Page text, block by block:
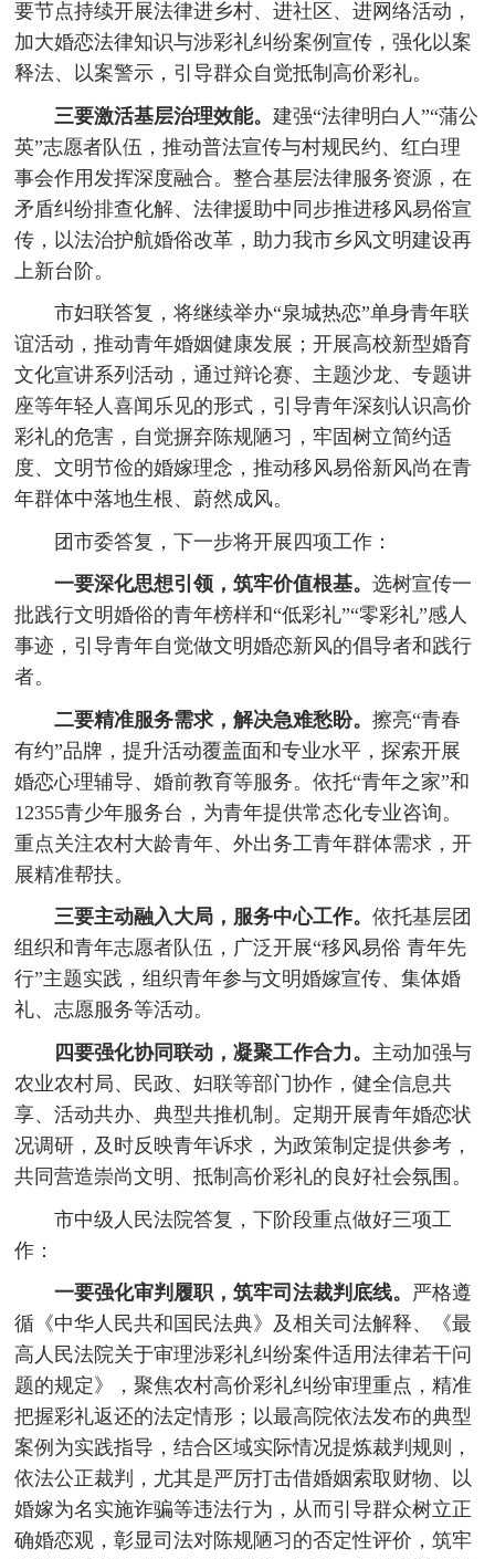
要节点持续开展法律进乡村、进社区、进网络活动，
加大婚恋法律知识与涉彩礼纠纷案例宣传，强化以案
释法、以案警示，引导群众自觉抵制高价彩礼。
三要激活基层治理效能。 建强“法律明白人”“蒲公
英”志愿者队伍，推动普法宣传与村规民约、红白理
事会作用发挥深度融合。整合基层法律服务资源，在
矛盾纠纷排查化解、法律援助中同步推进移风易俗宣
传，以法治护航婚俗改革，助力我市乡风文明建设再
上新台阶。
市妇联答复，将继续举办“泉城热恋”单身青年联
谊活动，推动青年婚姻健康发展；开展高校新型婚育
文化宣讲系列活动，通过辩论赛、主题沙龙、专题讲
座等年轻人喜闻乐见的形式，引导青年深刻认识高价
彩礼的危害，自觉摒弃陈规陋习，牢固树立简约适
度、文明节俭的婚嫁理念，推动移风易俗新风尚在青
年群体中落地生根、蔚然成风。
团市委答复，下一步将开展四项工作：
一要深化思想引领，筑牢价值根基。 选树宣传一
批践行文明婚俗的青年榜样和“低彩礼”“零彩礼”感人
事迹，引导青年自觉做文明婚恋新风的倡导者和践行
者。
二要精准服务需求，解决急难愁盼。 擦亮“青春
有约”品牌，提升活动覆盖面和专业水平，探索开展
婚恋心理辅导、婚前教育等服务。依托“青年之家”和
12355青少年服务台，为青年提供常态化专业咨询。
重点关注农村大龄青年、外出务工青年群体需求，开
展精准帮扶。
三要主动融入大局，服务中心工作。 依托基层团
组织和青年志愿者队伍，广泛开展“移风易俗 青年先
行”主题实践，组织青年参与文明婚嫁宣传、集体婚
礼、志愿服务等活动。
四要强化协同联动，凝聚工作合力。 主动加强与
农业农村局、民政、妇联等部门协作，健全信息共
享、活动共办、典型共推机制。定期开展青年婚恋状
况调研，及时反映青年诉求，为政策制定提供参考，
共同营造崇尚文明、抵制高价彩礼的良好社会氛围。
市中级人民法院答复，下阶段重点做好三项工
作：
一要强化审判履职，筑牢司法裁判底线。
严格遵
循《中华人民共和国民法典》及相关司法解释、《最
高人民法院关于审理涉彩礼纠纷案件适用法律若干问
题的规定》，聚焦农村高价彩礼纠纷审理重点，精准
把握彩礼返还的法定情形；以最高院依法发布的典型
案例为实践指导，结合区域实际情况提炼裁判规则，
依法公正裁判，尤其是严厉打击借婚姻索取财物、以
婚嫁为名实施诈骗等违法行为，从而引导群众树立正
确婚恋观，彰显司法对陈规陋习的否定性评价，筑牢